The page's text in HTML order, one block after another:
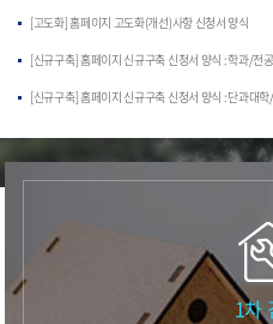
[고도화] 홈페이지 고도화(개선)사항 신청서 양식
[신규구축] 홈페이지 신규구축 신청서 양식 : 학과/전공
[신규구축] 홈페이지 신규구축 신청서 양식 : 단과대
1차